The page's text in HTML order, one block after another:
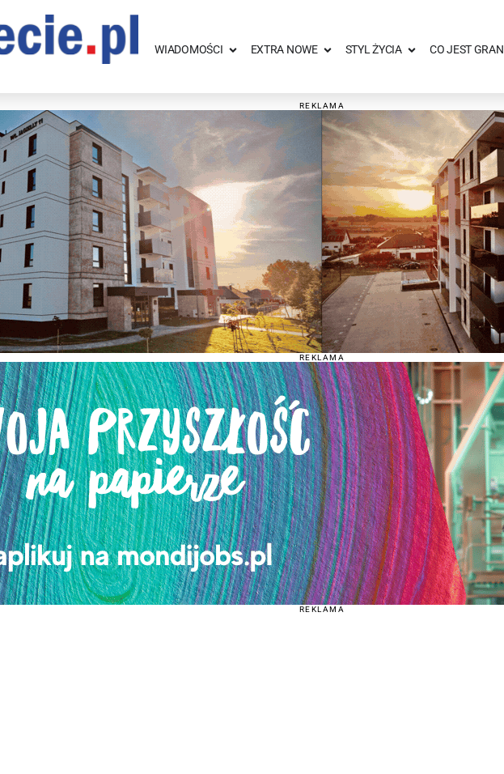
WIADOMOŚCI EXTRA NOWE STYL ŻYCIA CO JEST
REKLAMA
REKLAMA
REKLAMA